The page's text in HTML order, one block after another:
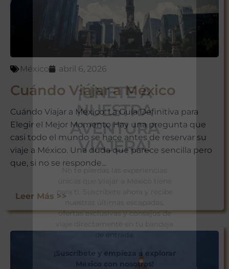
México abril 6, 2026
Cuándo Viajar a México
Cuándo Viajar a México: La Guía Definitiva para
Elegir el Mejor Momento Hay una pregunta que
casi todo el mundo se hace antes de reservar su
viaje a México. Una duda que parece sencilla pero
que, si no se responde...
Leer Más >>
¡ÚNETE A
NUESTRA
AVENTURA
VIAJERA!
No te pierdas las experiencias
para ti. Suscríbete ahora y recibe
ofertas exclusivas y consejos de
de entrada.
¡Suscríbete y empieza a explorar
México con nosotros!